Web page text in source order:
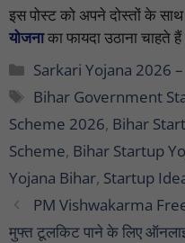
इस पोस्ट को अपने दोस्तों के
योजनाका फायदा उठाना चाहते
Categories
Sarkari Yojana 2026 –
Tags
Bihar Government
Scheme 2026, Bihar
Scheme, Bihar Startup
Yojana Bihar, Startup
PM Vishwakarma
मुफ्त टूलकिट पाने के लिए